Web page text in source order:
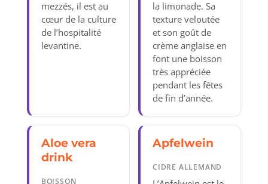
mezzés, il est au
cœur de la culture
de l’hospitalité
levantine.
la limonade. Sa
texture veloutée
et son goût de
crème anglaise en
font une boisson
très appréciée
pendant les fêtes
de fin d’année.
Aloe vera
drink
BOISSON
Apfelwein
CIDRE ALLEMAND